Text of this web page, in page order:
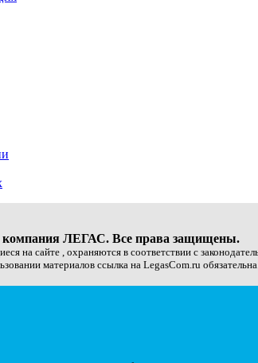
компания ЛЕГАС. Все права защищены.
на сайте , охраняются в соответствии с
материалов ссылка на LegasCom.ru